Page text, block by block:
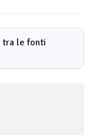
tra le fonti